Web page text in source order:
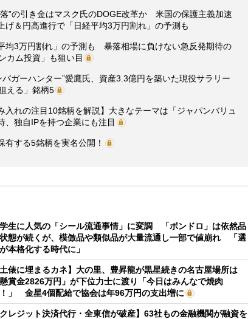
落”の引き金はマスク氏のDOGE改革か 米国の保護主義加速
げ＆円高進行で「日経平均3万円割れ」の予測も
均3万円割れ」の予測も 暴落相場に負けない急反発期待の
カム投資」も狙い目
バガーハンター”愛鷹氏、資産3.3億円を築いた現役サラリー
える」銘柄5
入れの注目10銘柄を解説】大きなテーマは「ジャパンバリュ
、独自IPを持つ企業にも注目
する5銘柄を実名公開！
生に人気の「シール流通事情」に変調 「ボンドロ」は依然品
態が続くが、模倣品や類似品が大量流通し一部で値崩れ 「選
本格化する時代に」
土俵に埋まるカネ】大の里、豊昇龍が黒星続きの名古屋場所は
懸賞金2826万円」が下位力士に渡り「今日はみんなで焼肉
」 金星4個配給で協会は年96万円の支出増に
クレジット決済代行・全東信が破産】63社もの金融機関が融資を